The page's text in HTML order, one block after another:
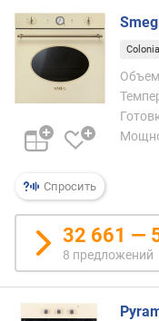
о
в
(
ш
т
)
а
т
о
м
а
т
и
е
Спросить
32 661 —
8 предложений